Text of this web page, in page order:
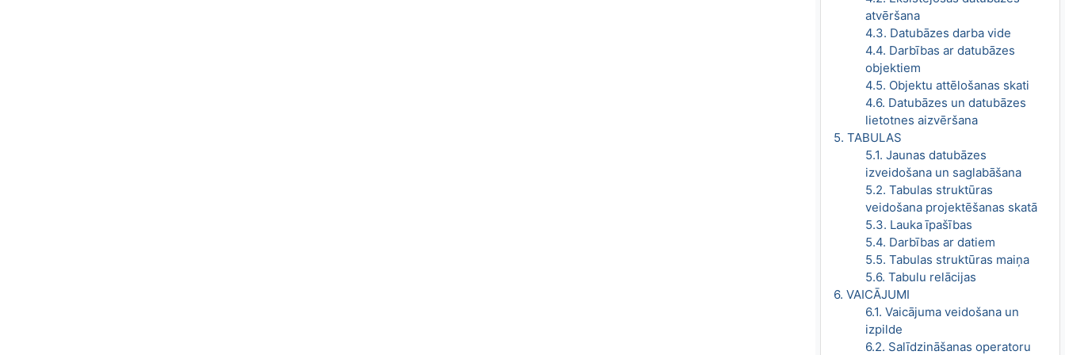
atvēršana
4.3. Datubāzes darba vide
4.4. Darbības ar datubāzes
objektiem
4.5. Objektu attēlošanas skati
4.6. Datubāzes un datubāzes
lietotnes aizvēršana
5. TABULAS
5.1. Jaunas datubāzes
izveidošana un saglabāšana
5.2. Tabulas struktūras
veidošana projektēšanas skatā
5.3. Lauka īpašības
5.4. Darbības ar datiem
5.5. Tabulas struktūras maiņa
5.6. Tabulu relācijas
6. VAICĀJUMI
6.1. Vaicājuma veidošana un
izpilde
6.2. Salīdzināšanas operatoru